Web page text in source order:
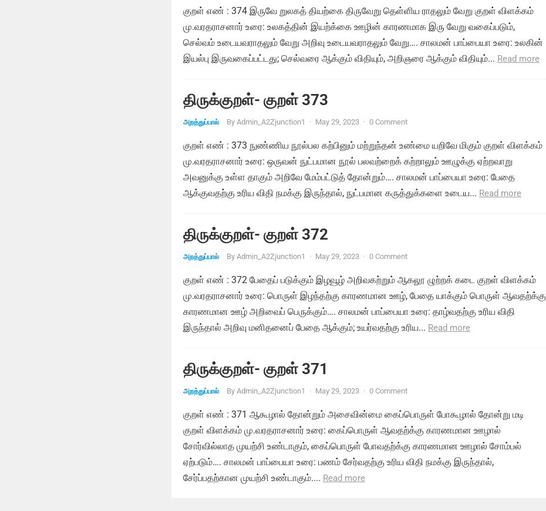
குறள் எண் : 374 இருவே றுலகத் தியற்கை திருவேறு தெள்ளிய ராதலும் வேறு குறள் விளக்கம்
மு.வரதராசனார் உரை: உலகத்தின் இயற்க்கை ஊழின் காரணமாக இரு வேறு வகைப்படும்,
செல்வம் உடையவராதலும் வேறு அறிவு உடையவராதலும் வேறு…. சாலமன் பாப்பையா உரை: உலகின்
இயல்பு இருவகைப்பட்டது; செல்வரை ஆக்கும் விதியும், அறிஞரை ஆக்கும் விதியும்... Read more
திருக்குறள்- குறள் 373
அறத்துப்பால் By Admin_A2Zjunction1 · May 29, 2023 · 0 Comment
குறள் எண் : 373 நுண்ணிய நூல்பல கற்பினும் மற்றுந்தன் உண்மை யறிவே மிகும் குறள் விளக்கம்
மு.வரதராசனார் உரை: ஒருவன் நுட்பமான நூல் பலவற்றைக் கற்றாலும் ஊழுக்கு ஏற்றவாறு
அவனுக்கு உள்ள தாகும் அறிவே மேம்பட்டுத் தோன்றும்…. சாலமன் பாப்பையா உரை: பேதை
ஆக்குவதற்கு உரிய விதி நமக்கு இருந்தால், நுட்பமான கருத்துக்களை உடைய... Read more
திருக்குறள்- குறள் 372
அறத்துப்பால் By Admin_A2Zjunction1 · May 29, 2023 · 0 Comment
குறள் எண் : 372 பேதைப் படுக்கும் இழவூழ் அறிவகற்றும் ஆகலூ ழுற்றக் கடை குறள் விளக்கம்
மு.வரதராசனார் உரை: பொருள் இழந்தற்கு காரணமான ஊழ், பேதை யாக்கும் பொருள் ஆவதற்க்கு
காரணமான ஊழ் அறிவைப் பெருக்கும்…. சாலமன் பாப்பையா உரை: தாழ்வதற்கு உரிய விதி
இருந்தால் அறிவு மனிதனைப் பேதை ஆக்கும்; உயர்வதற்கு உரிய... Read more
திருக்குறள்- குறள் 371
அறத்துப்பால் By Admin_A2Zjunction1 · May 29, 2023 · 0 Comment
குறள் எண் : 371 ஆகூழால் தோன்றும் அசைவின்மை கைப்பொருள் போகூழால் தோன்று மடி
குறள் விளக்கம் மு.வரதராசனார் உரை: கைப்பொருள் ஆவதற்க்கு காரணமான ஊழால்
சோர்வில்லாத முயற்சி உண்டாகும், கைப்பொருள் போவதற்க்கு காரணமான ஊழால் சோம்பல்
ஏற்படும்…. சாலமன் பாப்பையா உரை: பணம் சேர்வதற்கு உரிய விதி நமக்கு இருந்தால்,
சேர்ப்பதற்கான முயற்சி உண்டாகும்.... Read more